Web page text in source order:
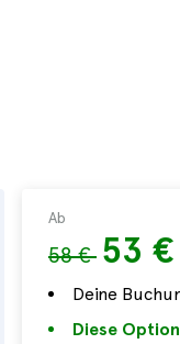
Ab
58 € 53 €
Deine
Diese